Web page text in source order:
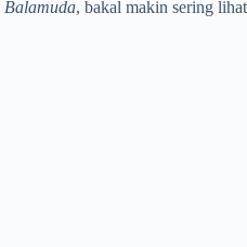
Balamuda, bakal makin sering